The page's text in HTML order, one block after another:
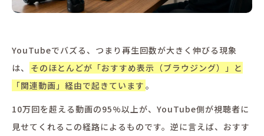
YouTubeでバズる、つまり再生回数が大きく伸びる現象
は、
そのほとんどが「おすすめ表示（ブラウジング）」と
「関連動画」経由で起きています 。
10万回を超える動画の95%以上が、YouTube側が視聴者に
見せてくれるこの経路によるものです。逆に言えば、おすす